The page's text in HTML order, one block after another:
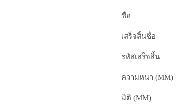
ชื่อ
เสร็จสิ้นชื่อ
รหัสเสร็จสิ้น
ความหนา (MM)
มิติ (MM)